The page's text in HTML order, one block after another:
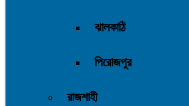
ঝালকাঠি
পিরোজপুর
রাজশাহী